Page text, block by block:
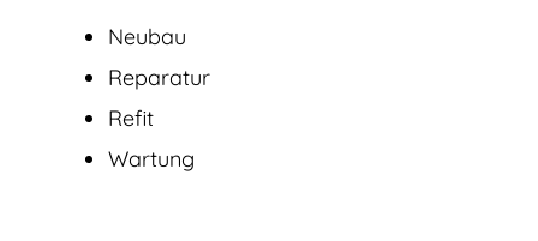
Neubau
Reparatur
Refit
Wartung